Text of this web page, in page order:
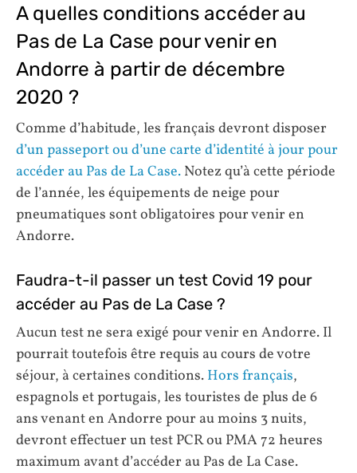
A quelles conditions accéder au
Pas de La Case pour venir en
Andorre à partir de décembre
2020 ?
Comme d’habitude, les français devront disposer
d’un passeport ou d’une carte d’identité à jour pour
accéder au Pas de La Case. Notez qu’à cette période
de l’année, les équipements de neige pour
pneumatiques sont obligatoires pour venir en
Andorre.
Faudra-t-il passer un test Covid 19 pour
accéder au Pas de La Case ?
Aucun test ne sera exigé pour venir en Andorre. Il
pourrait toutefois être requis au cours de votre
séjour, à certaines conditions. Hors français,
espagnols et portugais, les touristes de plus de 6
ans venant en Andorre pour au moins 3 nuits,
devront effectuer un test PCR ou PMA 72 heures
maximum avant d’accéder au Pas de La Case.